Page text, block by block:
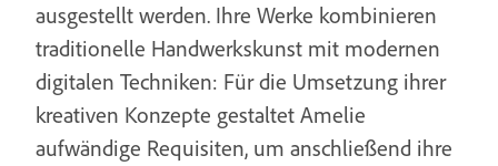
ausgestellt werden. Ihre Werke kombinieren
traditionelle Handwerkskunst mit modernen
digitalen Techniken: Für die Umsetzung ihrer
kreativen Konzepte gestaltet Amelie
aufwändige Requisiten, um anschließend ihre